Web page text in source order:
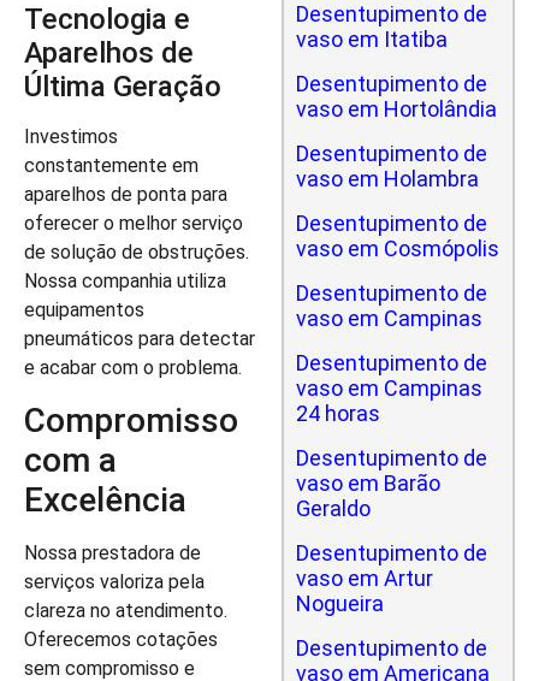
Tecnologia e
Aparelhos de
Última Geração
Investimos
constantemente em
aparelhos de ponta para
oferecer o melhor serviço
de solução de obstruções.
Nossa companhia utiliza
equipamentos
pneumáticos para detectar
e acabar com o problema.
Compromisso
com a
Excelência
Nossa prestadora de
serviços valoriza pela
clareza no atendimento.
Oferecemos cotações
sem compromisso e
Desentupimento de
vaso em Itatiba
Desentupimento de
vaso em Hortolândia
Desentupimento de
vaso em Holambra
Desentupimento de
vaso em Cosmópolis
Desentupimento de
vaso em Campinas
Desentupimento de
vaso em Campinas
24 horas
Desentupimento de
vaso em Barão
Geraldo
Desentupimento de
vaso em Artur
Nogueira
Desentupimento de
vaso em Americana